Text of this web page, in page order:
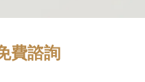
費諮詢